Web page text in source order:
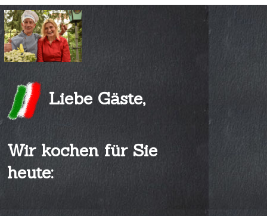
Liebe Gäste,
Wir kochen für Sie
heute: